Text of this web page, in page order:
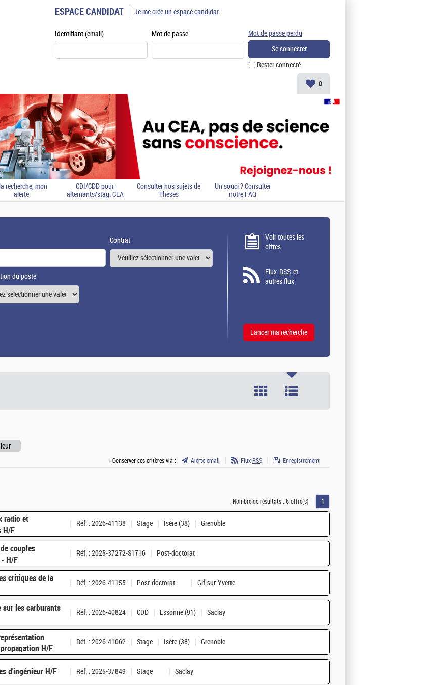
ESPACE CANDIDAT
Identifiant (email) Mot de passe
Rester connecté
Mot de passe perdu
Je me crée un espace candidat
0
recherche, mon
alerte
CDI/CDD pour
alternants/stag. CEA
Consulter nos sujets de
Thèses
Un souci ? Consulter
notre FAQ
Contrat
du poste
Voir toutes les
offres
Flux RSS et
autres flux
» Conserver ces critères via : Alerte email Flux RSS
Enregistrement
Nombre de résultats : 6 offre(s) 1
radio et
H/F
Réf. : 2026-41138 Stage Isère (38) Grenoble
couples
H/F
Réf. : 2025-37272-S1716 Post-doctorat
critiques de la
Réf. : 2026-41155 Post-doctorat Gif-sur-Yvette
sur les carburants
Réf. : 2026-40824 CDD Essonne (91) Saclay
H/F
Réf. : 2026-41062 Stage Isère (38) Grenoble
d'ingénieur H/F Réf. : 2025-37849 Stage Saclay